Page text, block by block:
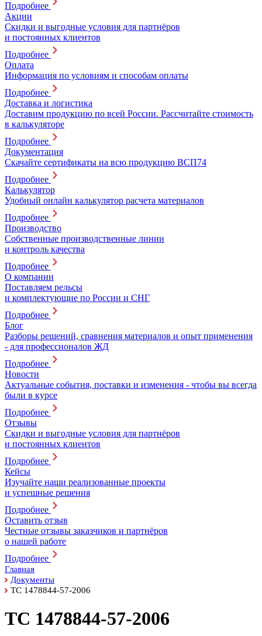
Подробнее
Акции
Скидки и выгодные условия для партнёров
и постоянных клиентов
Подробнее
Оплата
Информация по условиям и способам оплаты
Подробнее
Доставка и логистика
Доставим продукцию по всей России. Рассчитайте стоимость
в калькуляторе
Подробнее
Документация
Скачайте сертификаты на всю продукцию ВСП74
Подробнее
Калькулятор
Удобный онлайн калькулятор расчета материалов
Подробнее
Производство
Собственные производственные линии
и контроль качества
Подробнее
О компании
Поставляем рельсы
и комплектующие по России и СНГ
Подробнее
Блог
Разборы решений, сравнения материалов и опыт применения
- для профессионалов ЖД
Подробнее
Новости
Актуальные события, поставки и изменения - чтобы вы всегда
были в курсе
Подробнее
Отзывы
Скидки и выгодные условия для партнёров
и постоянных клиентов
Подробнее
Кейсы
Изучайте наши реализованные проекты
и успешные решения
Подробнее
Оставить отзыв
Честные отзывы заказчиков и партнёров
о нашей работе
Подробнее
Главная
Документы
ТС 1478844-57-2006
ТС 1478844-57-2006